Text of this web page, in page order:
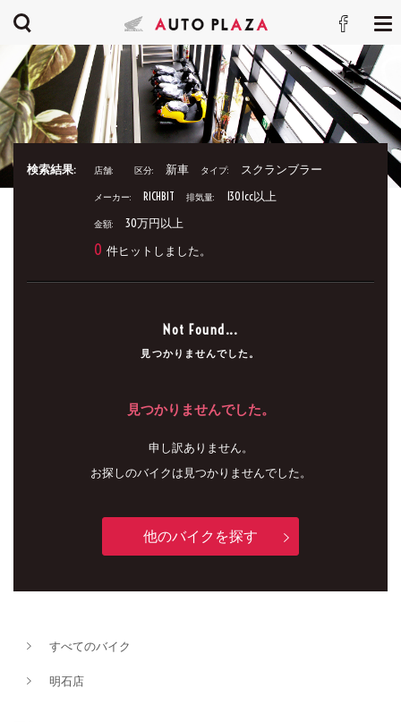
検索結果: 店舗: 区分: 新車 タイプ: スクランブラー
メーカー: RICHBIT 排気量: 1301cc以上
金額: 30万円以上
0 件ヒットしました。
Not Found...
見つかりませんでした。
見つかりませんでした。
申し訳ありません。
お探しのバイクは見つかりませんでした。
他のバイクを探す
すべてのバイク
明石店